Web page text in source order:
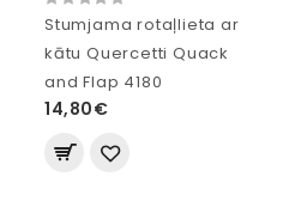
Stumjama rotaļlieta ar
kātu Quercetti Quack
and Flap 4180
14,80€